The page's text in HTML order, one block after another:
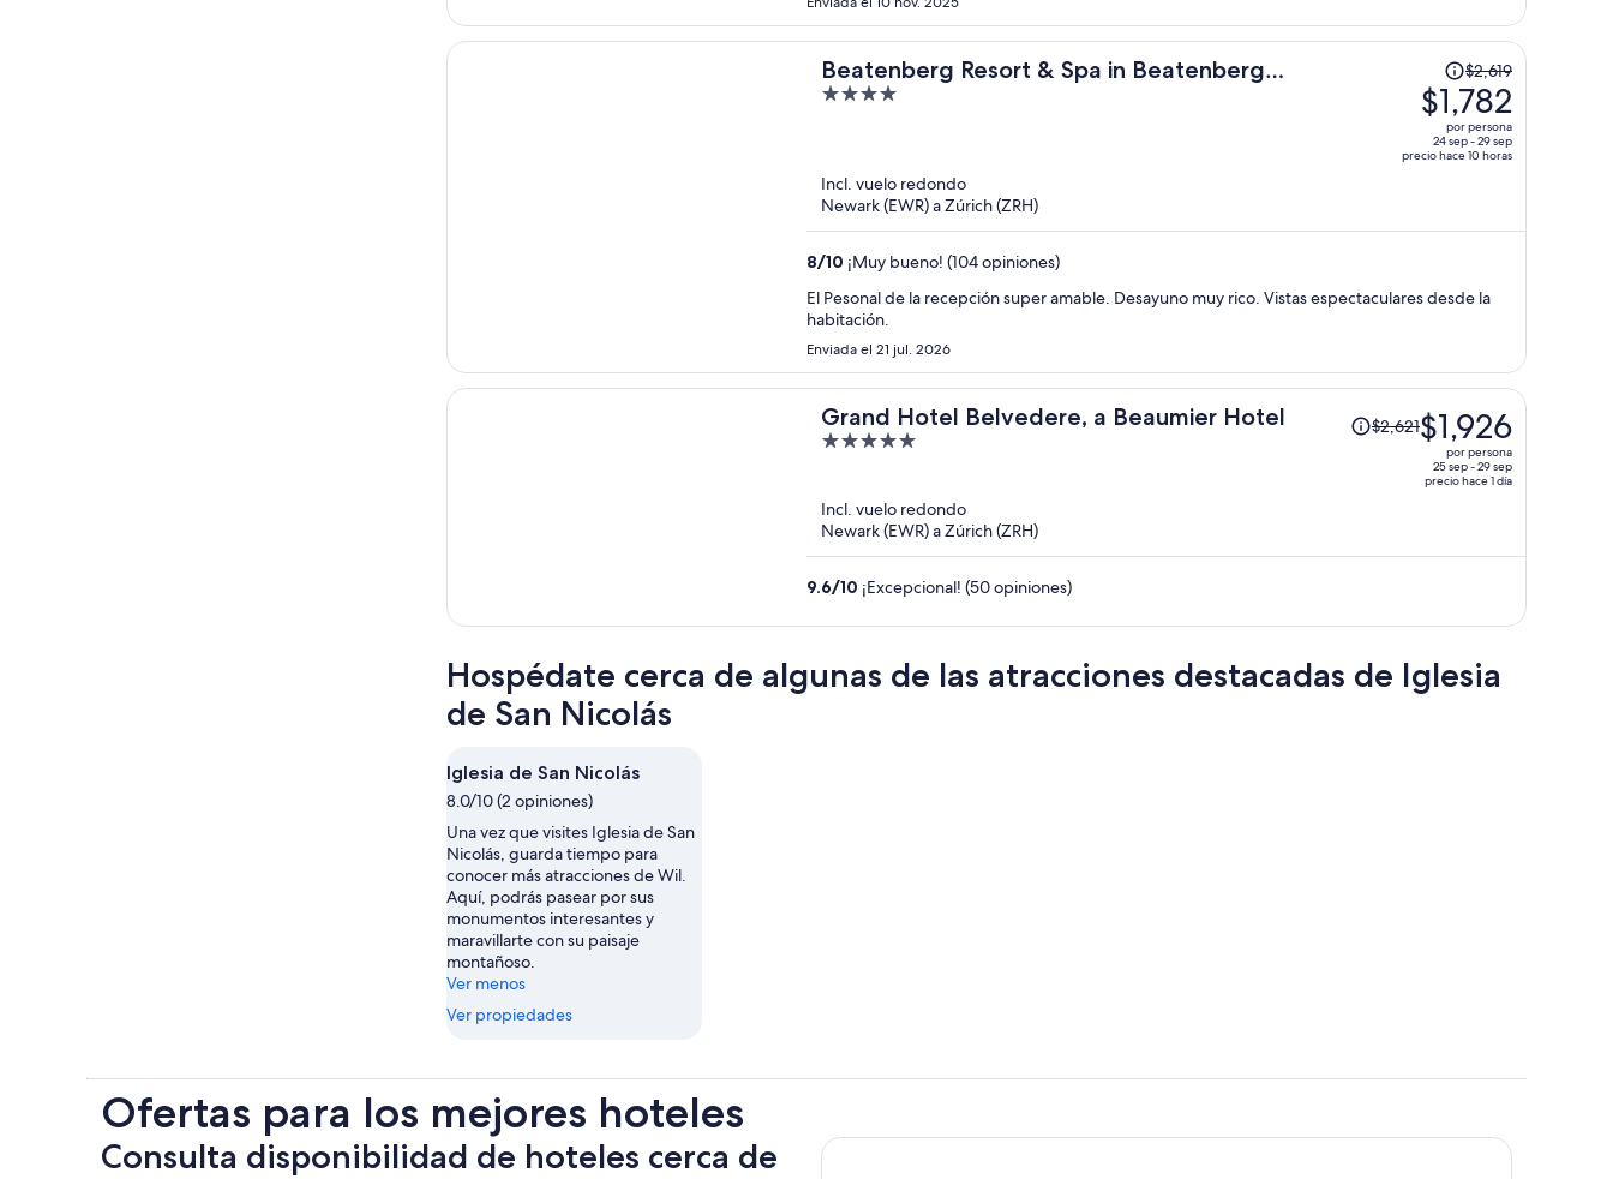
persona
Beatenberg Resort & Spa in Beatenberg
Interlaken
4
$2,619
$1,782
$2,619
$1,782
por persona
24 sep - 29 sep
precio hace 10 horas
Incl. vuelo redondo
Newark (EWR) a Zúrich (ZRH)
8/10 ¡Muy bueno! (104 opiniones)
El Pesonal de la recepción super amable. Desayuno muy rico. Vistas espectaculares desde la
habitación.
Enviada el 21 jul. 2026
Grand Hotel Belvedere, a Beaumier Hotel
5
5
El
precio
ahora
por
persona
$2,621$1,926
por persona
25 sep - 29 sep
precio hace 1 día
Incl. vuelo redondo
Newark (EWR) a Zúrich (ZRH)
9.6/10 ¡Excepcional! (50 opiniones)
Hospédate cerca de algunas de las atracciones destacadas de Iglesia
de San Nicolás
Iglesia de San Nicolás
8.0/10 (2 opiniones)
Una vez que visites Iglesia de San
Nicolás, guarda tiempo para
conocer más atracciones de Wil.
Aquí, podrás pasear por sus
monumentos interesantes y
maravillarte con su paisaje
montañoso.
Ver menos
Ver propiedades
Ofertas para los mejores hoteles
Consulta disponibilidad de hoteles cerca de